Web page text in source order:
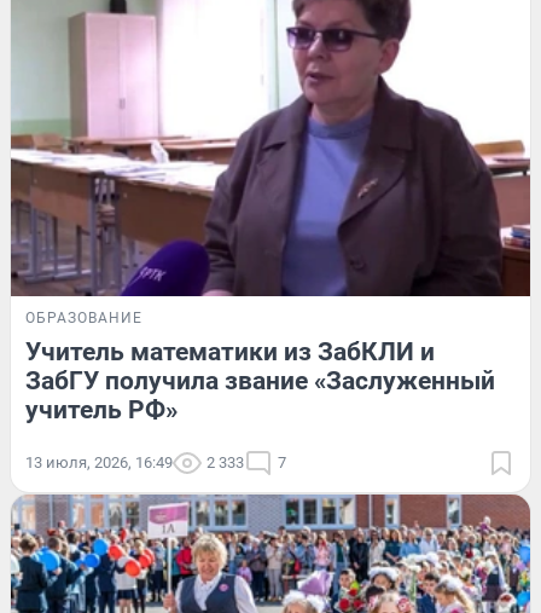
ОБРАЗОВАНИЕ
Учитель математики из ЗабКЛИ и
ЗабГУ получила звание «Заслуженный
учитель РФ»
13 июля, 2026, 16:49 2 333 7